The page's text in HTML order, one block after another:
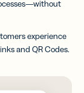
experience
and QR Codes.